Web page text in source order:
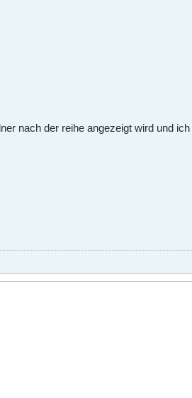
nach der reihe angezeigt wird und